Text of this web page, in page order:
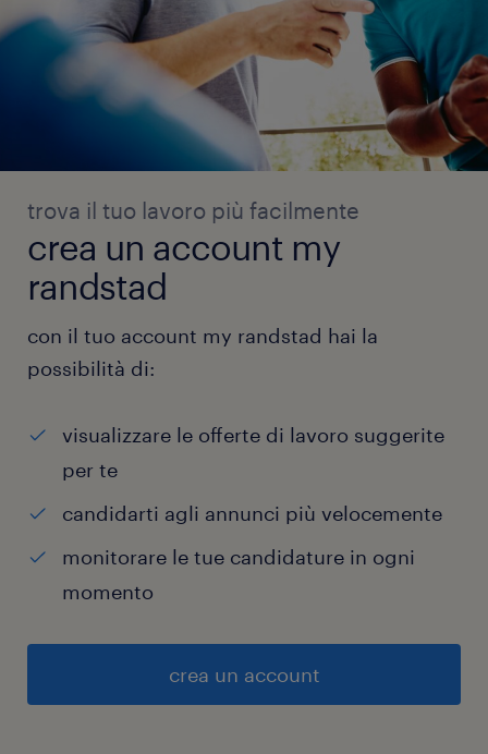
trova il tuo lavoro più facilmente
crea un account my
randstad
con il tuo account my randstad hai la
possibilità di:
visualizzare le offerte di lavoro suggerite
per te
candidarti agli annunci più velocemente
monitorare le tue candidature in ogni
momento
crea un account